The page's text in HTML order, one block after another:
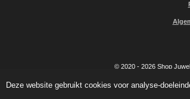
Deze website gebruikt cookies voor analyse-
© 2020 - 2026 Shop